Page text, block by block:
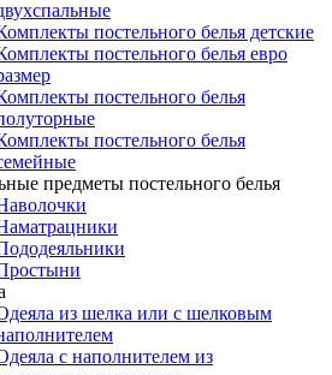
постельного белья детские
постельного белья евро
постельного белья
постельного белья
предметы постельного белья
из шелка или с шелковым
с наполнителем из